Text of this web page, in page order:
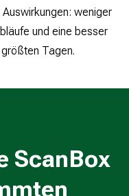
weniger
und eine besser
Tagen.
ScanBox